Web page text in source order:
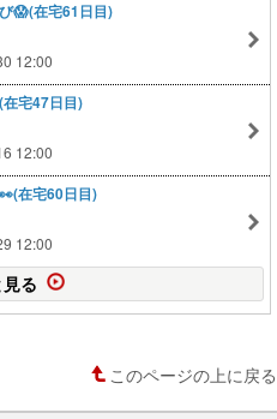
😱(在宅61日目)
12:00
宅47日目)
12:00
在宅60日目)
12:00
る
このページの上に戻る